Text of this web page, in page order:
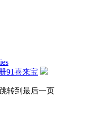
91喜来宝
转到最后一页